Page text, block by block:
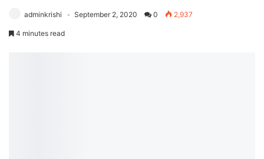
adminkrishi September 2, 2020 0 2,937
4 minutes read